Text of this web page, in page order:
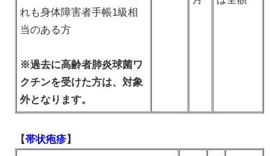
れも身体障害者手帳1級相
当のある方
※過去に高齢者肺炎球菌ワ
クチンを受けた方は、対象
外となります。
【帯状疱疹】